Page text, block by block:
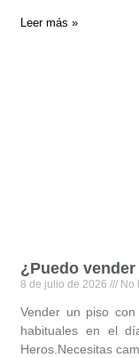
Leer más »
¿Puedo
8 de julio de 2026 No
Vender un piso
habituales en el
Heros.Necesitas